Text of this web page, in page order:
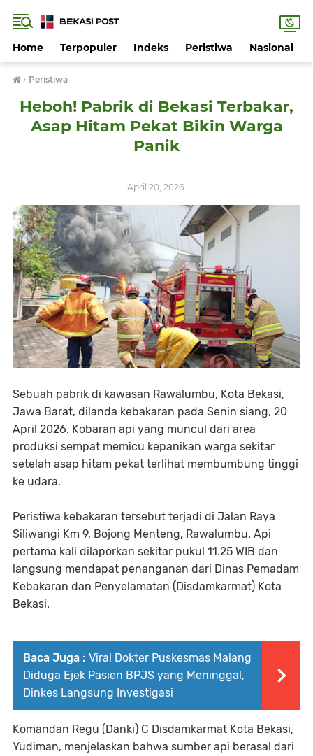
Home Terpopuler Indeks Peristiwa Nasional
› Peristiwa
Heboh! Pabrik di Bekasi Terbakar,
Asap Hitam Pekat Bikin Warga
Panik
April 20, 2026
Sebuah pabrik di kawasan Rawalumbu, Kota Bekasi,
Jawa Barat, dilanda kebakaran pada Senin siang, 20
April 2026. Kobaran api yang muncul dari area
produksi sempat memicu kepanikan warga sekitar
setelah asap hitam pekat terlihat membumbung tinggi
ke udara.
Peristiwa kebakaran tersebut terjadi di Jalan Raya
Siliwangi Km 9, Bojong Menteng, Rawalumbu. Api
pertama kali dilaporkan sekitar pukul 11.25 WIB dan
langsung mendapat penanganan dari Dinas Pemadam
Kebakaran dan Penyelamatan (Disdamkarmat) Kota
Bekasi.
Baca Juga : Viral Dokter Puskesmas Malang
Diduga Ejek Pasien BPJS yang Meninggal,
Dinkes Langsung Investigasi
Komandan Regu (Danki) C Disdamkarmat Kota Bekasi,
Yudiman, menjelaskan bahwa sumber api berasal dari